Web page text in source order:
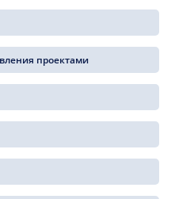
проектами